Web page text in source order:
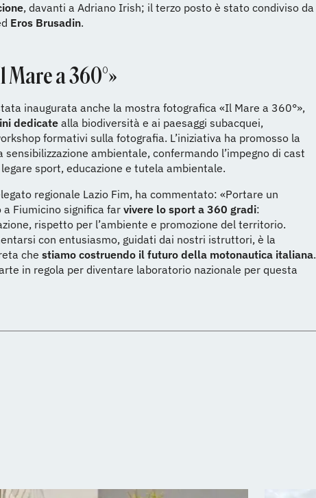
, davanti a Adriano Irish; il terzo posto è stato condiviso da
Eros Brusadin.
Mare a 360°»
inaugurata anche la mostra fotografica «Il Mare a 360°»,
dedicatealla biodiversità e ai paesaggi subacquei,
formativi sulla fotografia. L’iniziativa ha promosso la
ambientale, confermando l’impegno di cast
sport, educazione e tutela ambientale.
regionale Lazio Fim, ha commentato: «Portare un
Fiumicino significa far vivere lo sport a 360 gradi:
rispetto per l’ambiente e promozione del territorio.
con entusiasmo, guidati dai nostri istruttori, è la
che stiamo costruendo il futuro della motonautica italiana.
in regola per diventare laboratorio nazionale per questa